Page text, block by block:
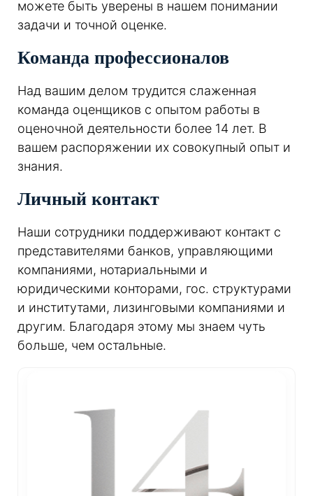
можете быть уверены в нашем понимании
задачи и точной оценке.
Команда профессионалов
Над вашим делом трудится слаженная
команда оценщиков с опытом работы в
оценочной деятельности более 14 лет. В
вашем распоряжении их совокупный опыт и
знания.
Личный контакт
Наши сотрудники поддерживают контакт с
представителями банков, управляющими
компаниями, нотариальными и
юридическими конторами, гос. структурами
и институтами, лизинговыми компаниями и
другим. Благодаря этому мы знаем чуть
больше, чем остальные.